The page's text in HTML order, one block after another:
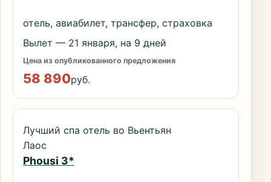
отель, авиабилет, трансфер, страховка
Вылет — 21 января, на 9 дней
Цена из опубликованного предложения
58 890руб.
Лучший спа отель во Вьентьян
Лаос
Phousi 3*